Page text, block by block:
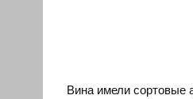
Вина имели сортовые